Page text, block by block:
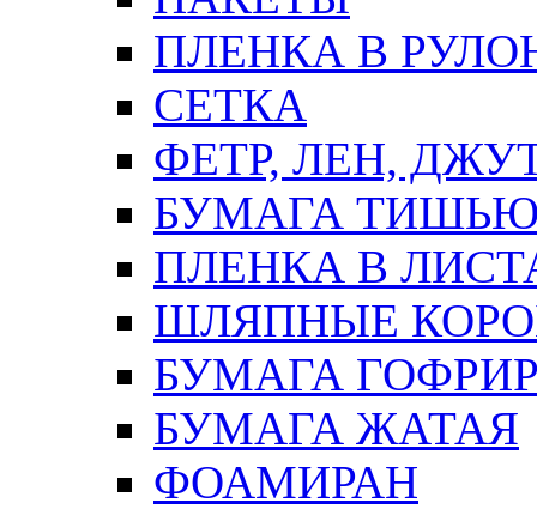
ПЛЕНКА В
СЕТКА
ФЕТР, ЛЕН,
БУМАГА
ПЛЕНКА В
ШЛЯПНЫЕ
БУМАГА
БУМАГА ЖАТАЯ
ФОАМИРАН